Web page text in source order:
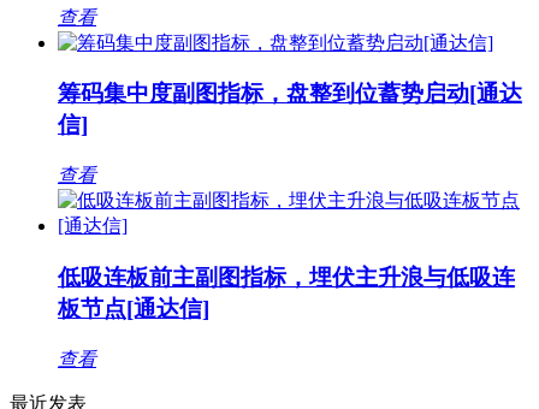
查看
筹码集中度副图指标，盘整到位蓄势启动[通达
信]
查看
低吸连板前主副图指标，埋伏主升浪与低吸连
板节点[通达信]
查看
最近发表